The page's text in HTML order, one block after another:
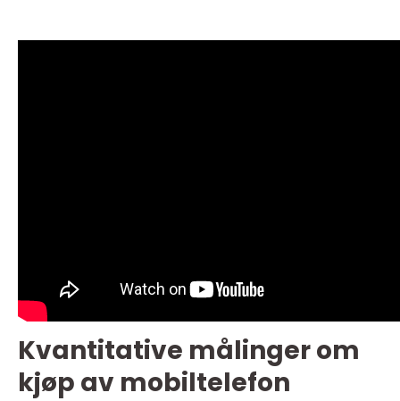
Kvantitative målinger om
kjøp av mobiltelefon